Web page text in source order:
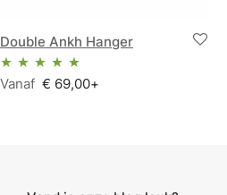
Double Ankh Hanger
Vanaf € 69,00+